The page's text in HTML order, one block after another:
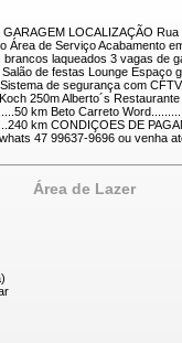
LOCALIZAÇÃO
Área de Serviço Acabamento
laqueados 3 vagas de
de festas Lounge Espaço
de segurança com
250m Alberto´s
km Beto Carreto
km CONDIÇOES DE
47 99637-9696 ou venha
Área de Lazer